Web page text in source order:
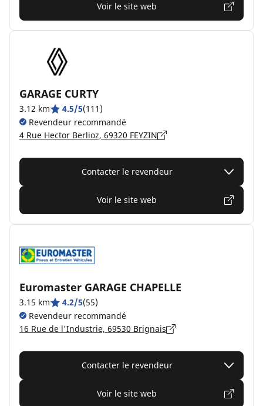
Voir le site web
GARAGE CURTY
3.12 km 4.5/5(111)
Revendeur recommandé
4 Rue Hector Berlioz, 69320 FEYZIN
Contacter le revendeur
Voir le site web
Euromaster GARAGE CHAPELLE
3.15 km 4.2/5(55)
Revendeur recommandé
16 Rue de l'Industrie, 69530 Brignais
Contacter le revendeur
Voir le site web